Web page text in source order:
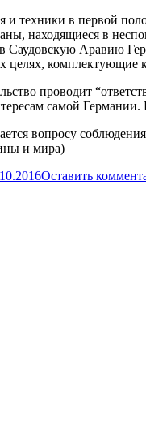
и техники в первой
находящиеся в
Аравию
целях,
проводит
самой
вопросу
и мира)
Оставить